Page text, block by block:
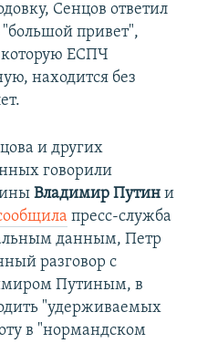
Сенцов ответил
"большой привет",
ЕСПЧ
находится без
и других
говорили
Владимир Путин и
пресс-служба
данным, Петр
разговор с
Путиным, в
"удерживаемых
в "нормандском